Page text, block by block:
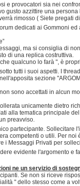
e provocatori sia nei
gusto azzittire una
rimosso ( Siete pregati
dedicati ai Gommoni
ma si consiglia di
di una replica costruttiva.
qualcuno lo farà ", è
tutti i suoi aspetti. I
sezione
sono accettati in alcun
unicamente dietro
alla tematica principale
preavviso.
partecipante. Sollecitare
competenti o utili. Per noi
i Messaggi Privati per
evidente l'argomento e
ne un servizio di
Se non si riceve
" dello stesso come a